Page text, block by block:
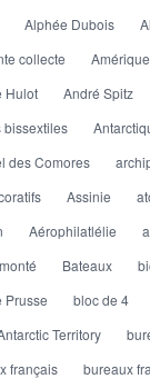
Alphée Dubois
collecte
Hulot
André Spitz
bissextiles
des Comores
Assinie
Aérophilatlélie
Bateaux
Prusse
bloc de 4
Territory
français
bureaux